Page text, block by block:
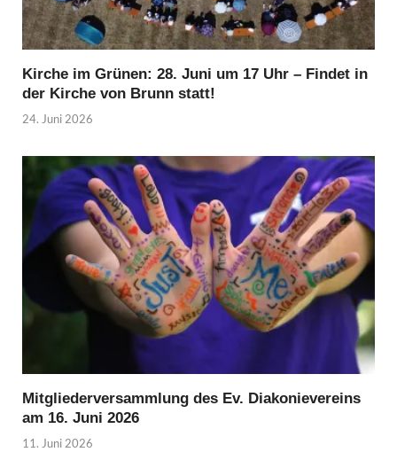
Kirche im Grünen: 28. Juni um 17 Uhr – Findet in
der Kirche von Brunn statt!
24. Juni 2026
Mitgliederversammlung des Ev. Diakonievereins
am 16. Juni 2026
11. Juni 2026